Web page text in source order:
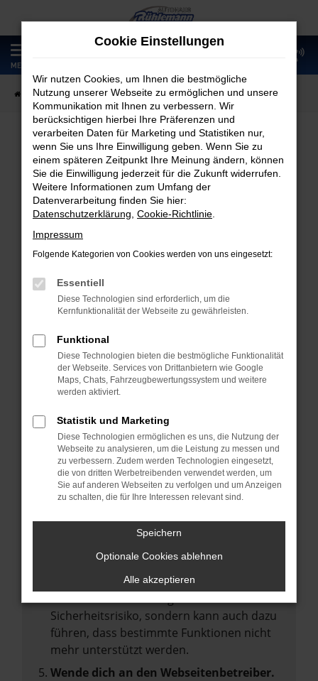
Zum
Hauptinhalt
springen
MENÜ
Startseite Fahrzeugangebote Fahrzeugmarkt
Fahrzeugmarkt
Fehler: Network Error
Beim Laden ist ein Fehler aufgetreten.
Hier sind ein paar Tipps, die dir helfen können:
Überprüfe deine Firewall und deine
Laden andere Webseiten, zum Beispiel
deine Suchmaschine?
Prüfe deine Browsererweiterungen.
Manche Erweiterungen, wie Werbeblocker,
können das Laden bestimmter Seiten
verhindern. Funktioniert die Seite in einem
anderen Browser oder in einem privaten
Fenster?
Starte dein Gerät neu.
vorübergehende Probleme zu beheben.
Betriebssystem auf dem neuesten Stand
Veraltete Software birgt nicht nur ein
Sicherheitsrisiko, sondern kann auch dazu
führen, dass bestimmte Funktionen nicht
mehr unterstützt werden.
Wende dich an den Webseitenbetreiber.
Cookie Einstellungen
Wir nutzen Cookies, um Ihnen die bestmögliche
Nutzung unserer Webseite zu ermöglichen und unsere
Kommunikation mit Ihnen zu verbessern. Wir
berücksichtigen hierbei Ihre Präferenzen und
verarbeiten Daten für Marketing und Statistiken nur,
wenn Sie uns Ihre Einwilligung geben. Wenn Sie zu
einem späteren Zeitpunkt Ihre Meinung ändern, können
Sie die Einwilligung jederzeit für die Zukunft widerrufen.
Weitere Informationen zum Umfang der
Datenverarbeitung finden Sie hier:
Datenschutzerklärung Cookie-Richtlinie
Impressum
Folgende Kategorien von Cookies werden von uns eingesetzt:
Essentiell
Diese Technologien sind erforderlich, um die
Kernfunktionalität der Webseite zu gewährleisten.
Funktional
Diese Technologien bieten die bestmögliche Funktionalität
der Webseite. Services von Drittanbietern wie Google
Maps, Chats, Fahrzeugbewertungssystem und weitere
werden aktiviert.
Statistik und Marketing
Diese Technologien ermöglichen es uns, die Nutzung der
Webseite zu analysieren, um die Leistung zu messen und
zu verbessern. Zudem werden Technologien eingesetzt,
die von dritten Werbetreibenden verwendet werden, um
Sie auf anderen Webseiten zu verfolgen und um Anzeigen
zu schalten, die für Ihre Interessen relevant sind.
Speichern
Optionale Cookies ablehnen
Alle akzeptieren